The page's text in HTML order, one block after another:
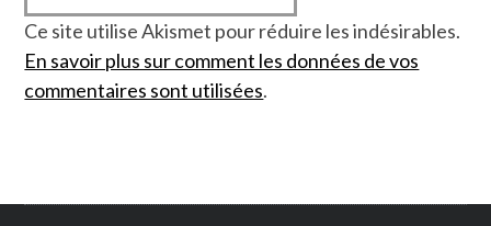
Ce site utilise Akismet pour réduire les indésirables.
En savoir plus sur comment les données de vos
commentaires sont utilisées.